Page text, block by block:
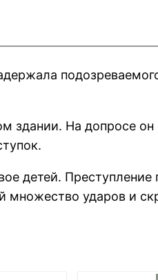
здании. На допросе он
детей.
множество ударов и